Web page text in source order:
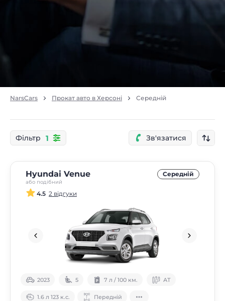
NarsCars Прокат авто в Херсоні Середнiй
Фільтр 1 Зв'язатися
Hyundai Venue
або подібний
Середнiй
4.5 2 відгуки
2023 5 7 л / 100 км. АТ
1.6 л 123 к.с. Передній